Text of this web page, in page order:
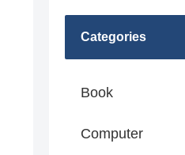
Categories
Book
Computer